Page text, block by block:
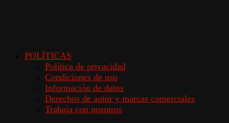
POLÍTICAS
Política de privacidad
Condiciones de uso
Información de datos
Derechos de autor y marcas comerciales
Trabaja con nosotros